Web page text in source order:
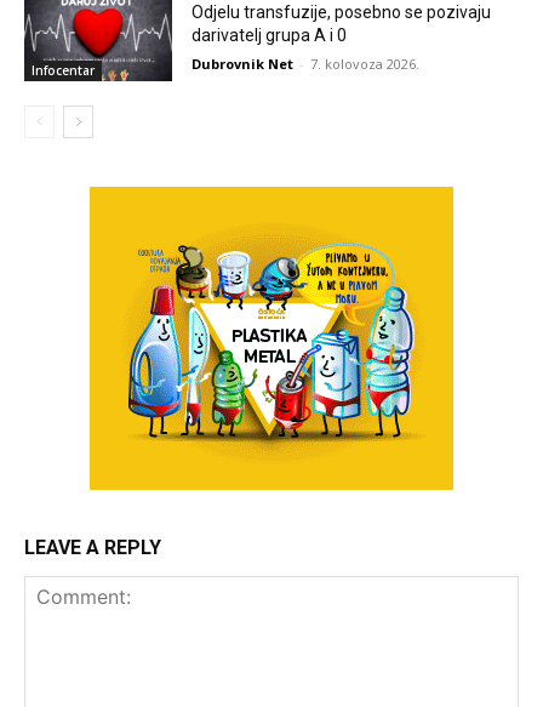
Infocentar
Odjelu transfuzije, posebno se pozivaju
darivatelj grupa A i 0
Dubrovnik Net - 7. kolovoza 2026.
LEAVE A REPLY